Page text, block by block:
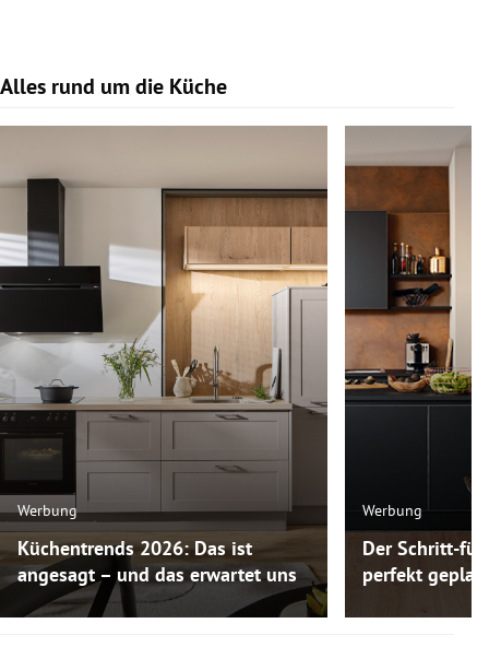
Alles rund um die Küche
Slide 1 von 17
Werbung
Küchentrends 2026: Das ist
angesagt – und das erwartet uns
Werbung
Der Schritt-
perfekt